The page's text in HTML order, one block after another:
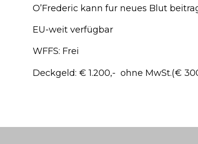
O’Frederic kann fur neues Blut
EU-weit verfügbar
WFFS: Frei
Deckgeld: € 1.200,- ohne MwSt.(€